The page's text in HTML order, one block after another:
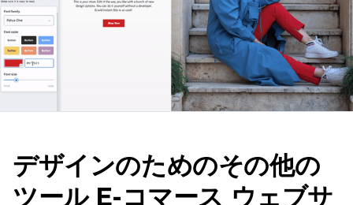
デザインのためのその他の
ツール E-コマース ウェブサ